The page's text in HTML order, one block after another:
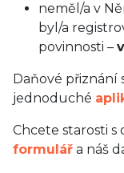
neměl/a v
byl/a
povinnosti –
Daňové přiznání
jednoduché
Chcete starosti s
formulář a náš